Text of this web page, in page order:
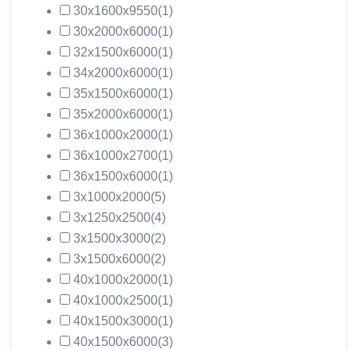
30х1600х9550(1)
30х2000х6000(1)
32х1500х6000(1)
34х2000х6000(1)
35х1500х6000(1)
35х2000х6000(1)
36х1000х2000(1)
36х1000х2700(1)
36х1500х6000(1)
3х1000х2000(5)
3х1250х2500(4)
3х1500х3000(2)
3х1500х6000(2)
40х1000х2000(1)
40х1000х2500(1)
40х1500х3000(1)
40х1500х6000(3)